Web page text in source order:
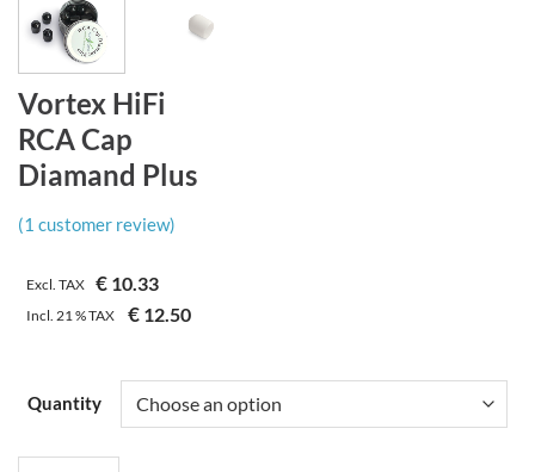
Vortex HiFi
RCA Cap
Diamand Plus
(1 customer review)
Excl. TAX € 10.33
Incl.21 %TAX € 12.50
Quantity